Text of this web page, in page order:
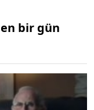
bir gün